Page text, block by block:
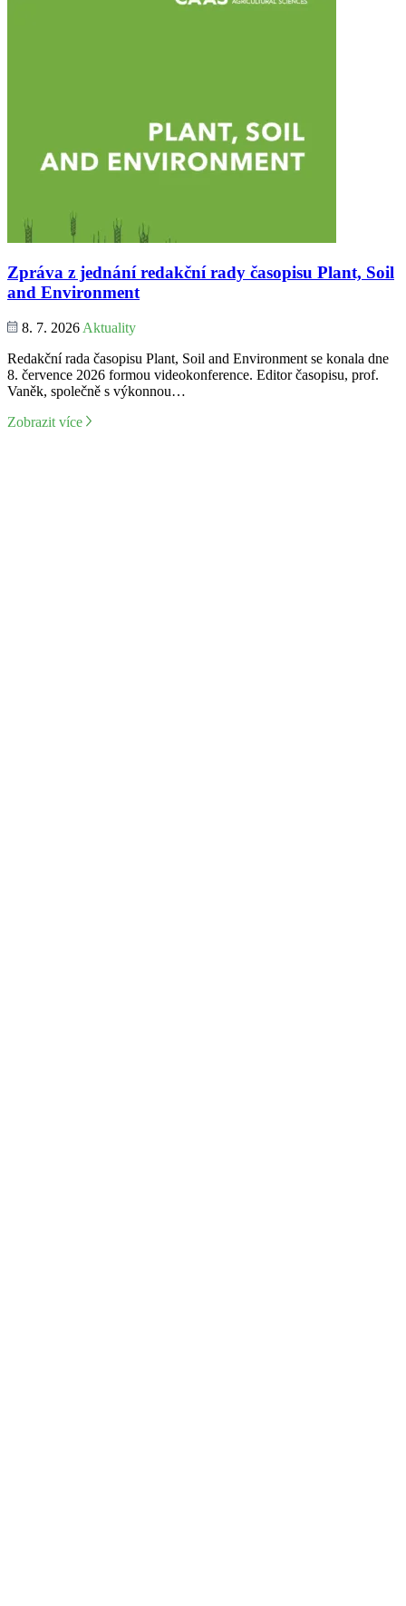
Zpráva z jednání redakční rady časopisu Plant, Soil
and Environment
8. 7. 2026 Aktuality
Redakční rada časopisu Plant, Soil and Environment se konala dne
8. července 2026 formou videokonference. Editor časopisu, prof.
Vaněk, společně s výkonnou…
Zobrazit více